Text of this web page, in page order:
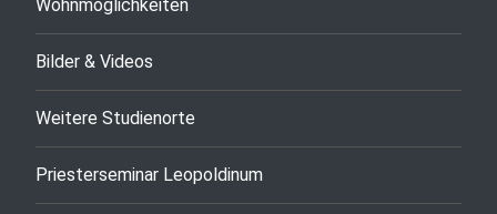
Wohnmöglichkeiten
Bilder & Videos
Weitere Studienorte
Priesterseminar Leopoldinum